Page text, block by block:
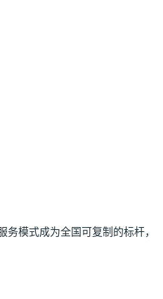
模式成为全国可复制的标杆，